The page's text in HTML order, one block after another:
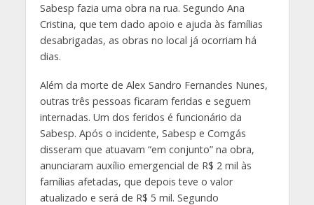
Sabesp fazia uma obra na rua. Segundo Ana
Cristina, que tem dado apoio e ajuda às famílias
desabrigadas, as obras no local já ocorriam há
dias.
Além da morte de Alex Sandro Fernandes Nunes,
outras três pessoas ficaram feridas e seguem
internadas. Um dos feridos é funcionário da
Sabesp. Após o incidente, Sabesp e Comgás
disseram que atuavam “em conjunto” na obra,
anunciaram auxílio emergencial de R$ 2 mil às
famílias afetadas, que depois teve o valor
atualizado e será de R$ 5 mil. Segundo